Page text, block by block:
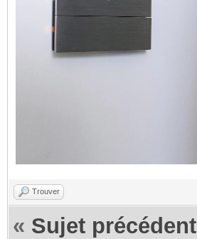
Trouver
« Sujet précédent